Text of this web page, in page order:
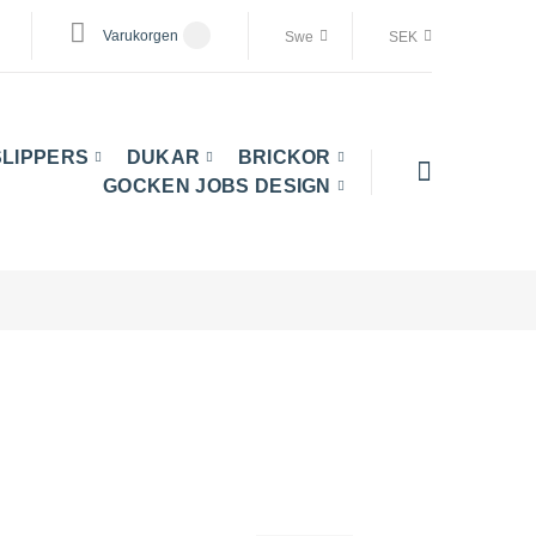
Swe SEK
Varukorgen
DUKAR
BRICKOR
GOCKEN JOBS DESIGN